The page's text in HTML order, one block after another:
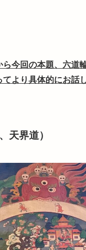
ら今回の本題、六道
より具体的にお話
天界道）